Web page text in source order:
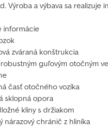
Výroba a výbava sa realizuje
informácie
zváraná konštrukcia
guľovým otočným
časť otočného vozíka
sklopná opora
kliny s držiakom
nárazový chránič z hliníka